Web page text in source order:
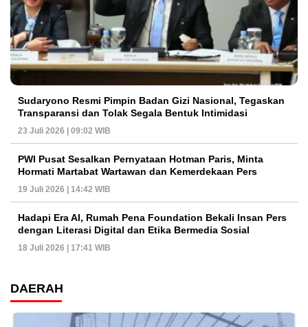
Sudaryono Resmi Pimpin Badan Gizi Nasional, Tegaskan
Transparansi dan Tolak Segala Bentuk Intimidasi
23 Juli 2026 | 09:02 WIB
PWI Pusat Sesalkan Pernyataan Hotman Paris, Minta
Hormati Martabat Wartawan dan Kemerdekaan Pers
19 Juli 2026 | 14:42 WIB
Hadapi Era AI, Rumah Pena Foundation Bekali Insan Pers
dengan Literasi Digital dan Etika Bermedia Sosial
18 Juli 2026 | 17:41 WIB
DAERAH